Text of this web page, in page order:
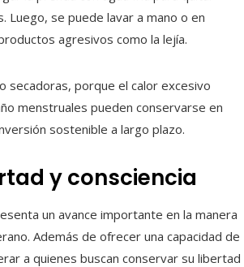
Luego, se puede lavar a mano o en
agresivos como la lejía.
secadoras, porque el calor excesivo
menstruales pueden conservarse en
sostenible a largo plazo.
y consciencia
un avance importante en la manera
Además de ofrecer una capacidad de
a quienes buscan conservar su libertad